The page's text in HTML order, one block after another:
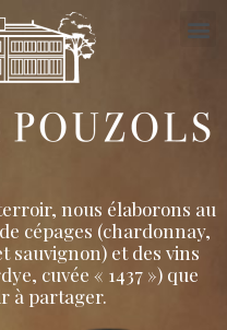
nous élaborons au
cépages (chardonnay,
sauvignon) et des vins
cuvée « 1437 ») que
à partager.